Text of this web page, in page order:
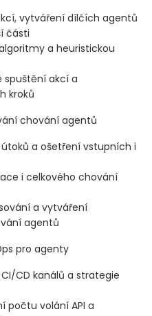
vytváření dílčích agentů
části
a heuristickou
spuštění akcí a
kroků
chování agentů
a ošetření vstupních i
i celkového chování
a vytváření
agentů
pro agenty
CD kanálů a strategie
počtu volání API a